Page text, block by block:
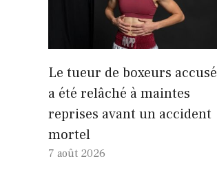
Le tueur de boxeurs accusé
a été relâché à maintes
reprises avant un accident
mortel
7 août 2026